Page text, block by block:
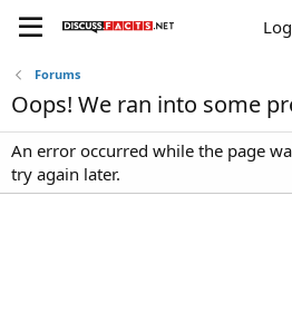
Forums
Oops! We ran into some
An error occurred while the page
try again later.